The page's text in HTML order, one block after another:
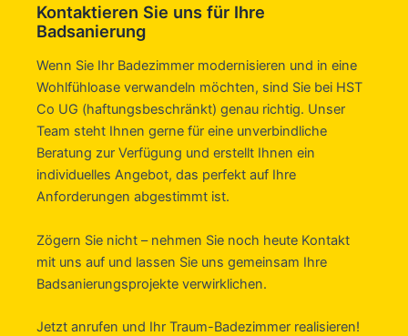
Kontaktieren Sie uns für Ihre
Badsanierung
Wenn Sie Ihr Badezimmer modernisieren und in eine
Wohlfühloase verwandeln möchten, sind Sie bei HST
Co UG (haftungsbeschränkt) genau richtig. Unser
Team steht Ihnen gerne für eine unverbindliche
Beratung zur Verfügung und erstellt Ihnen ein
individuelles Angebot, das perfekt auf Ihre
Anforderungen abgestimmt ist.
Zögern Sie nicht – nehmen Sie noch heute Kontakt
mit uns auf und lassen Sie uns gemeinsam Ihre
Badsanierungsprojekte verwirklichen.
Jetzt anrufen und Ihr Traum-Badezimmer realisieren!